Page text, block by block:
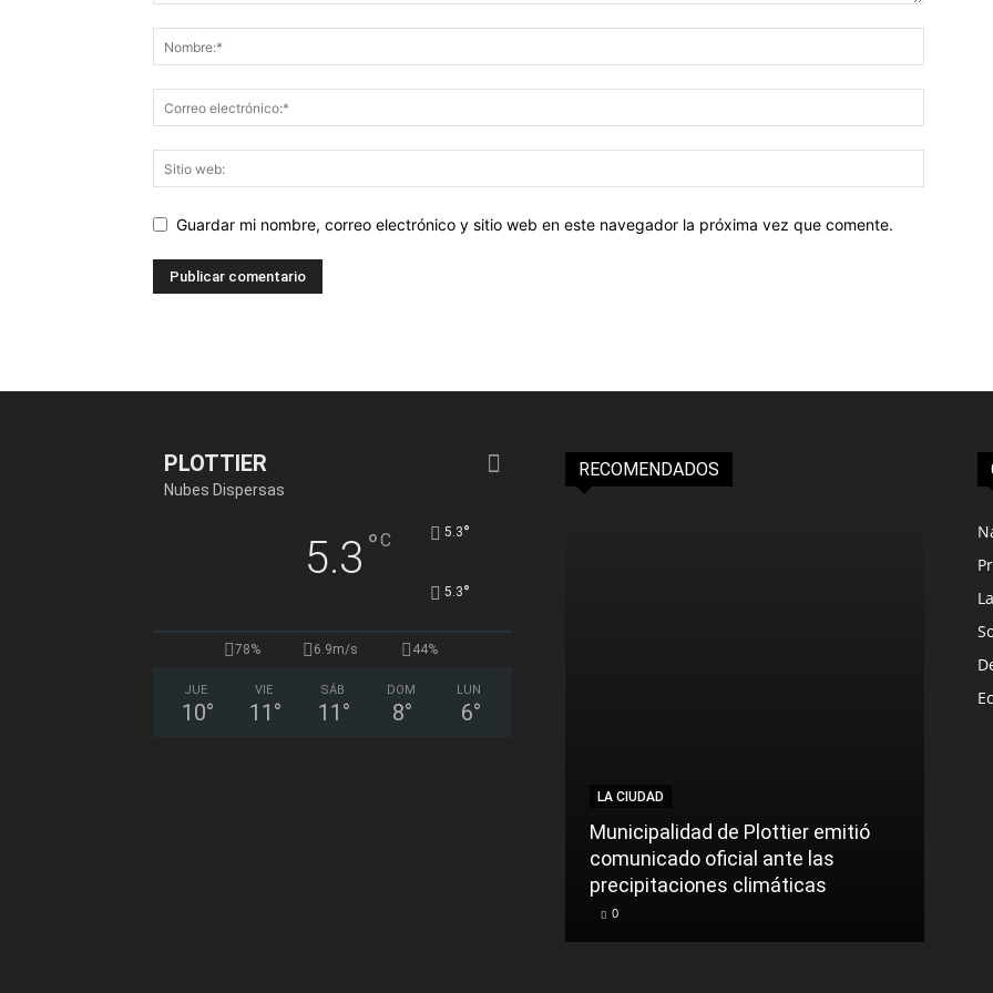
Guardar mi nombre, correo electrónico y sitio web en este navegador la próxima vez que comente.
PLOTTIER
Nubes Dispersas
5.3 °C 5.3°
5.3°
78% 6.9m/s 44%
JUE
10°
VIE
11 °
SÁB
11 °
DOM
8°
LUN
6°
RECOMENDADOS
LA CIUDAD
Municipalidad de Plottier emitió
comunicado oficial ante las
precipitaciones climáticas
0